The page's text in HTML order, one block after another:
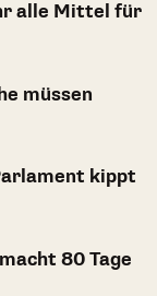
alle Mittel für
müssen
kippt
80 Tage